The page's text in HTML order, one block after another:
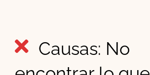
Causas: No